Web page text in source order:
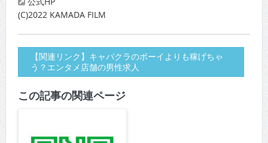
(C)2022 KAMADA FILM
【関連リンク】キャバクラのボーイよりも稼げちゃ
う？エンタメ店舗の男性求人
この記事の関連ページ